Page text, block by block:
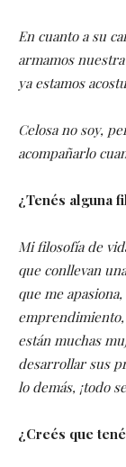
En cuanto a su
armamos
ya estamos
Celosa no soy,
acompañarlo
¿Tenés alguna
Mi filosofía de
que conllevan
que me
emprendimiento,
están muchas
desarrollar sus
lo demás, ¡todo
¿Creés que